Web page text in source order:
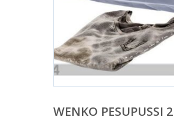
WENKO PESUPUSSI